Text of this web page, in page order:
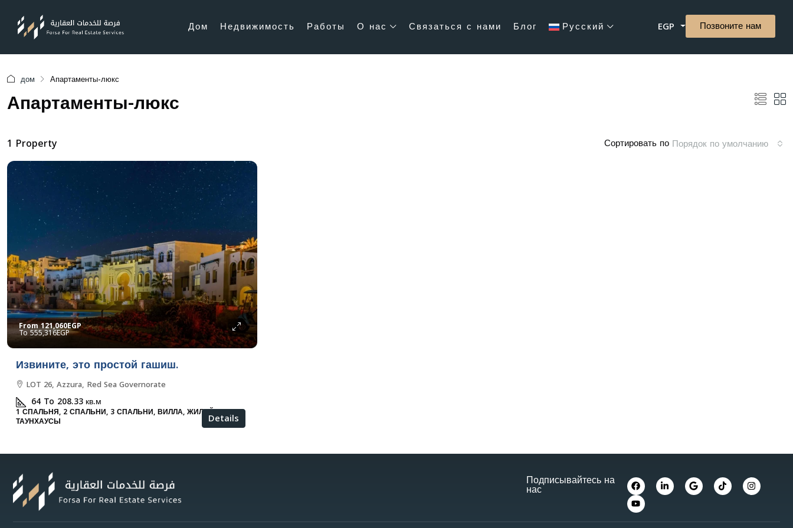
Дом Недвижимость Работы О нас Связаться с нами Блог Русский EGP Позвоните нам
дом Апартаменты-люкс
Апартаменты-люкс
1 Property Сортировать по Порядок по умолчанию
From121,060EGP
555,316EGP
Извините, это простой гашиш.
LOT 26, Azzura, Red Sea Governorate
64 To 208.33кв.м
1 СПАЛЬНЯ, 2 СПАЛЬНИ, 3 СПАЛЬНИ, ВИЛЛА, ЖИЛОЙ,
ТАУНХАУСЫ Details
Подписывайтесь на
нас